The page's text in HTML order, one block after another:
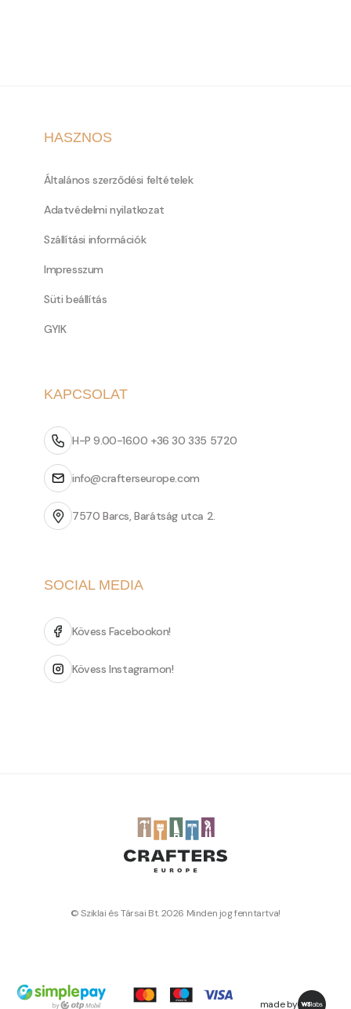
HASZNOS
Általános szerződési feltételek
Adatvédelmi nyilatkozat
Szállítási információk
Impresszum
Süti beállítás
GYIK
KAPCSOLAT
H-P 9.00-16.00 +36 30 335 5720
info@crafterseurope.com
7570 Barcs, Barátság utca 2.
SOCIAL MEDIA
Kövess Facebookon!
Kövess Instagramon!
© Sziklai és Társai Bt. 2026 Minden jog fenntartva!
made by